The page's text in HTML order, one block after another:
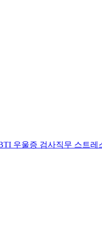
우울증 검사직무 스트레